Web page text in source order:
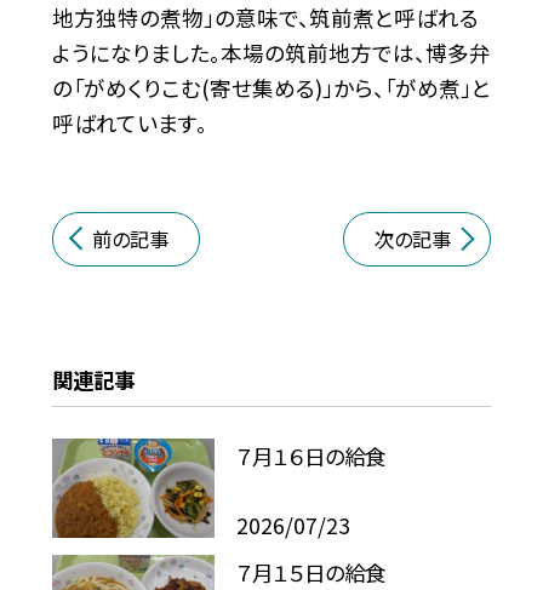
地方独特の煮物」の意味で、筑前煮と呼ばれる
ようになりました。本場の筑前地方では、博多弁
の「がめくりこむ(寄せ集める)」から、「がめ煮」と
呼ばれています。
前の記事 次の記事
関連記事
７月１６日の給食
2026/07/23
７月１５日の給食